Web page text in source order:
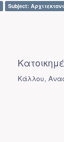
Subject:
Κάλλου,